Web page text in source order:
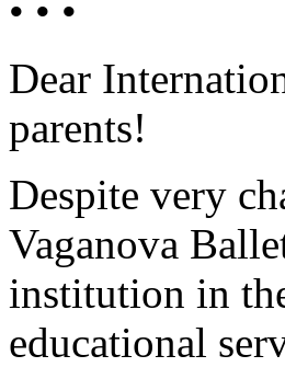
• • •
Dear
parents!
Despite very
Vaganova
institution in
educational